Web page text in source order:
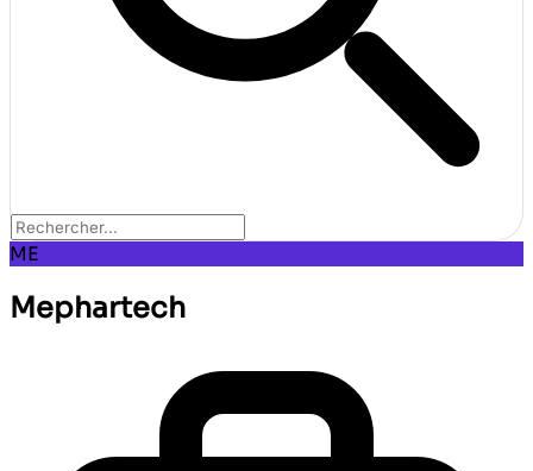
ME
Mephartech